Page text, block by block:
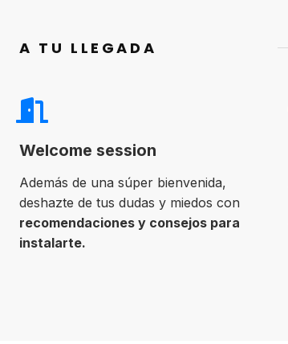
A TU LLEGADA
Welcome session
Además de una súper bienvenida,
deshazte de tus dudas y miedos con
recomendaciones y consejos para
instalarte.